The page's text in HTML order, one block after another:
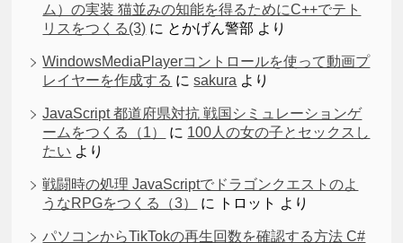
ム）の実装 猫並みの知能を得るためにC++でテト
リスをつくる(3) に とかげん警部 より
WindowsMediaPlayerコントロールを使って動画プ
レイヤーを作成する にsakura より
JavaScript 都道府県対抗 戦国シミュレーションゲ
ームをつくる（1）
に 100人の女の子とセックスし
たい より
戦闘時の処理 JavaScriptでドラゴンクエストのよ
うなRPGをつくる（3）
に トロット より
パソコンからTikTokの再生回数を確認する方法 C#